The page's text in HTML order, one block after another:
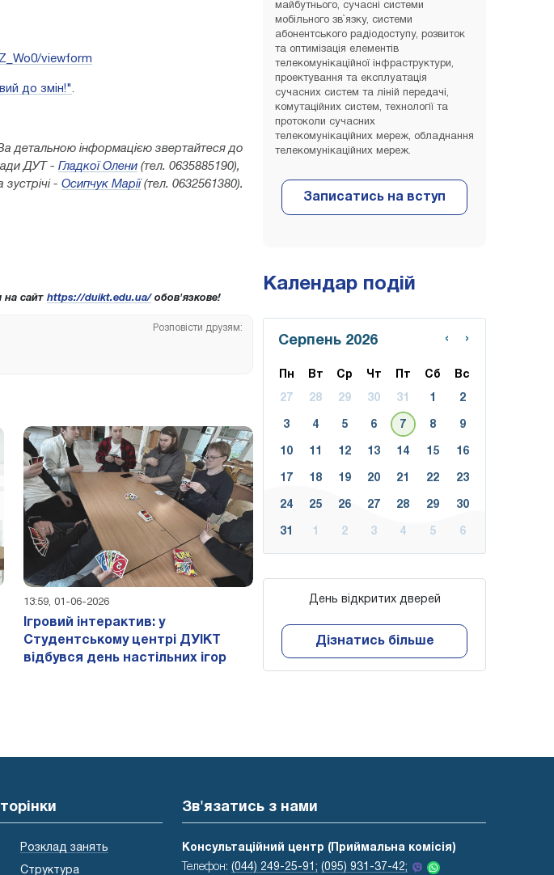
viewform
до змін!".
детальною інформацією звертайтеся до
ДУТ - Гладкої Олени (тел. 0635885190),
- Осипчук Марії (тел. 0632561380).
на сайт https://duikt.edu.ua/обов'язкове!
Розповісти друзям:
13:59, 01-06-2026
Ігровий інтерактив: у
Студентському центрі ДУІКТ
відбувся день настільних ігор
майбутнього, сучасні системи
мобільного зв`язку, системи
абонентського радіодоступу, розвиток
та оптимізація елементів
телекомунікаційної інфраструктури,
проектування та експлуатація
сучасних систем та ліній передачі,
комутаційних систем, технології та
протоколи сучасних
телекомунікаційних мереж, обладнання
телекомунікаційних мереж.
Календар подій
›
‹
Серпень 2026
Пн Вт Ср Чт Пт Сб Вс
27 28 29 30 31 1 2
3 4 5 6 7 8 9
10 11 12 13 14 15 16
17 18 19 20 21 22 23
24 25 26 27 28 29 30
31 1 2 3 4 5 6
День відкритих дверей
Дізнатись більше
Розклад занять
Структура
Зв'язатись з нами
Консультаційний центр (Приймальна комісія)
Телефон: (044) 249-25-91; (095) 931-37-42;